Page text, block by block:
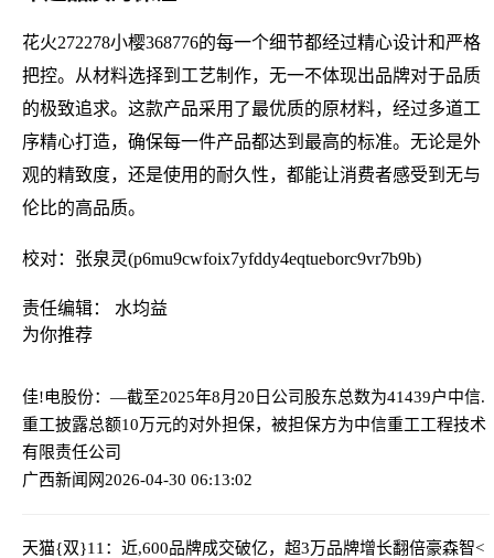
花火272278小樱368776的每一个细节都经过精心设计和严格
把控。从材料选择到工艺制作，无一不体现出品牌对于品质
的极致追求。这款产品采用了最优质的原材料，经过多道工
序精心打造，确保每一件产品都达到最高的标准。无论是外
观的精致度，还是使用的耐久性，都能让消费者感受到无与
伦比的高品质。
校对：张泉灵(p6mu9cwfoix7yfddy4eqtueborc9vr7b9b)
责任编辑： 水均益
为你推荐
佳!电股份：—截至2025年8月20日公司股东总数为41439户中信.
重工披露总额10万元的对外担保，被担保方为中信重工工程技术
有限责任公司
广西新闻网2026-04-30 06:13:02
天猫{双}11：近,600品牌成交破亿，超3万品牌增长翻倍豪森智<